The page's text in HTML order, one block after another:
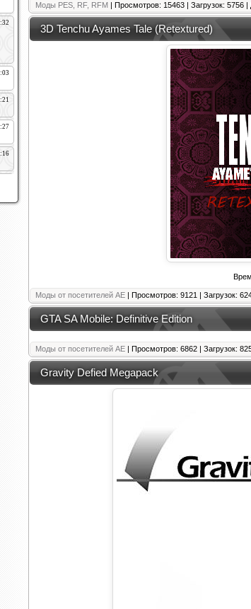
Моды PES, RF, RFM | Просмотров: 15463 | Загрузок: 5756 |
3D Tenchu Ayames Tale (Retextured)
Моды от посетителей АЕ | Просмотров: 9121 | Загрузок:
GTA SA Mobile: Definitive Edition
Моды от посетителей АЕ | Просмотров: 6862 | Загрузок:
Gravity Defied Megapack